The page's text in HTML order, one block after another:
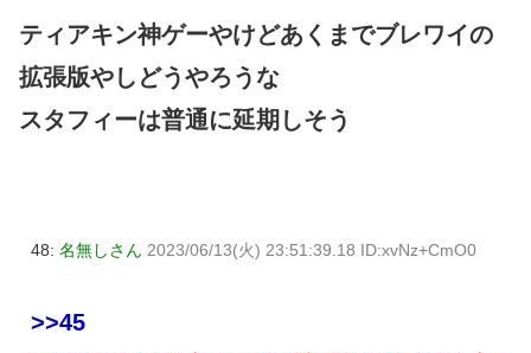
ティアキン神ゲーやけどあくまでブレワイの
拡張版やしどうやろうな
スタフィーは普通に延期しそう
48: 名無しさん 2023/06/13(火) 23:51:39.18 ID:xvNz+CmO0
>>45